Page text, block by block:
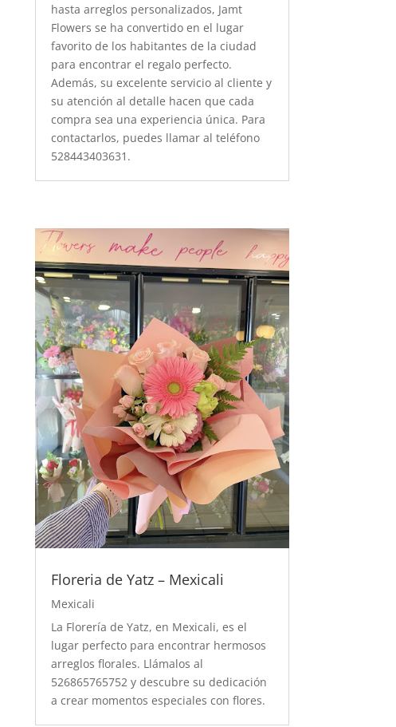
hasta arreglos personalizados, Jamt
Flowers se ha convertido en el lugar
favorito de los habitantes de la ciudad
para encontrar el regalo perfecto.
Además, su excelente servicio al cliente y
su atención al detalle hacen que cada
compra sea una experiencia única. Para
contactarlos, puedes llamar al teléfono
528443403631.
Floreria de Yatz – Mexicali
Mexicali
La Florería de Yatz, en Mexicali, es el
lugar perfecto para encontrar hermosos
arreglos florales. Llámalos al
526865765752 y descubre su dedicación
a crear momentos especiales con flores.